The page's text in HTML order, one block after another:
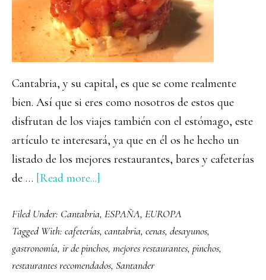
Cantabria, y su capital, es que se come realmente
bien. Así que si eres como nosotros de estos que
disfrutan de los viajes también con el estómago, este
artículo te interesará, ya que en él os he hecho un
listado de los mejores restaurantes, bares y cafeterías
de … [Read more...]
comer
en
Santander:
restaurantes
Filed Under: Cantabria, ESPAÑA, EUROPA
Tagged With: cafeterías, cantabria, cenas, desayunos,
gastronomía, ir de pinchos, mejores restaurantes, pinchos,
restaurantes recomendados, Santander